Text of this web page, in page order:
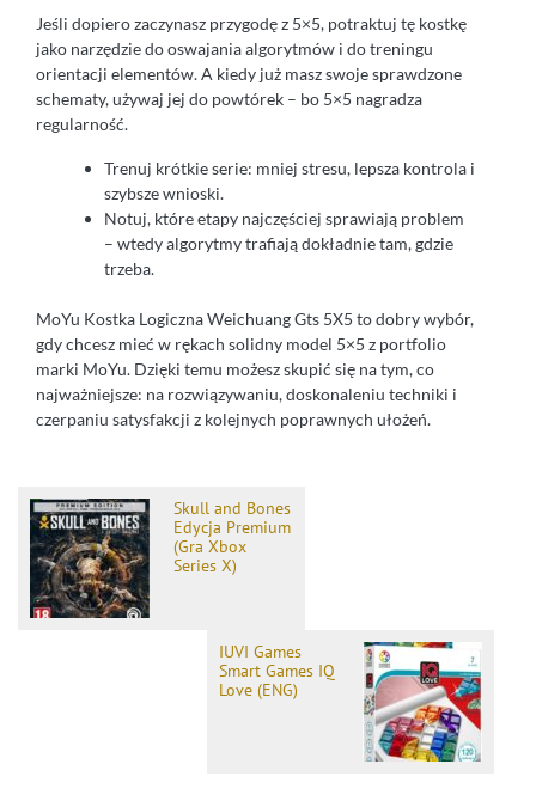
Jeśli dopiero zaczynasz przygodę z 5×5, potraktuj tę kostkę
jako narzędzie do oswajania algorytmów i do treningu
orientacji elementów. A kiedy już masz swoje sprawdzone
schematy, używaj jej do powtórek – bo 5×5 nagradza
regularność.
Trenuj krótkie serie: mniej stresu, lepsza kontrola i
szybsze wnioski.
Notuj, które etapy najczęściej sprawiają problem
– wtedy algorytmy trafiają dokładnie tam, gdzie
trzeba.
MoYu Kostka Logiczna Weichuang Gts 5X5 to dobry wybór,
gdy chcesz mieć w rękach solidny model 5×5 z portfolio
marki MoYu. Dzięki temu możesz skupić się na tym, co
najważniejsze: na rozwiązywaniu, doskonaleniu techniki i
czerpaniu satysfakcji z kolejnych poprawnych ułożeń.
Skull and Bones
Edycja Premium
(Gra Xbox
Series X)
IUVI Games
Smart Games IQ
Love (ENG)